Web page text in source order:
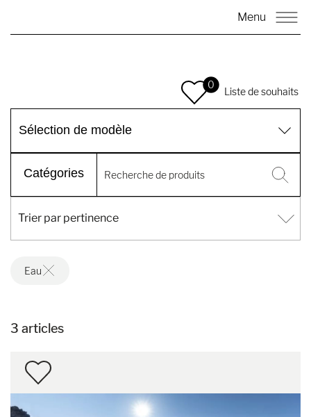
Menu
Sélection de modèle
Catégories
0
Liste de souhaits
Eau
3 articles